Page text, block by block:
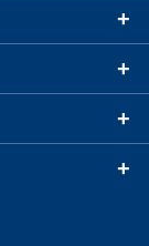
+
+
+
+